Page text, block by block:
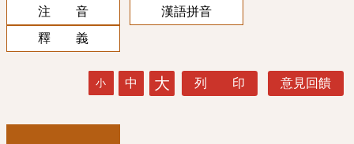
注 音
漢語拼音
釋 義
小 中 大 列 印 意見回饋